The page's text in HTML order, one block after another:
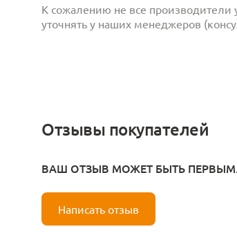
К сожалению не все
уточнять у наших менеджеров
Отзывы покупателей
ВАШ ОТЗЫВ МОЖЕТ БЫТЬ
Написать отзыв